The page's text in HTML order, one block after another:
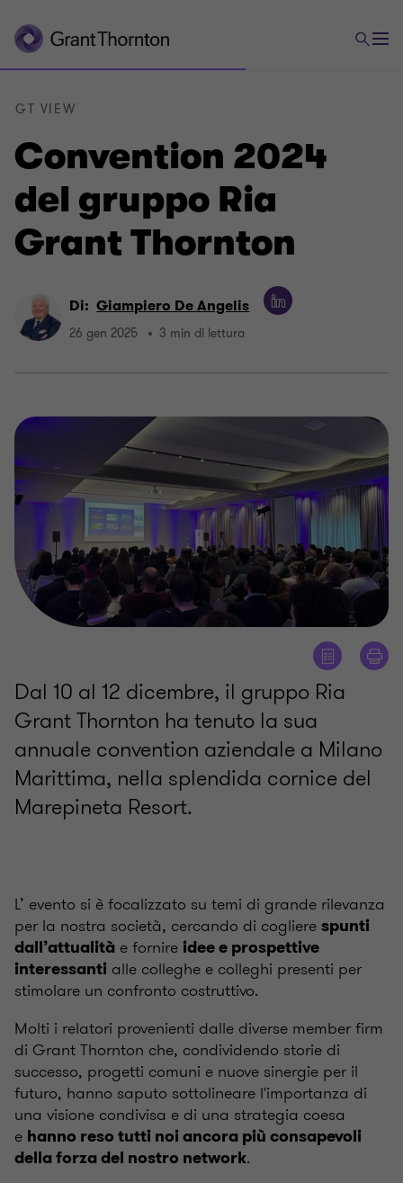
Convention 2024
del gruppo Ria
Grant Thornton
GT VIEW
Di: Giampiero De Angelis
26 gen 2025 3 min di lettura
Dal 10 al 12 dicembre, il gruppo Ria
Grant Thornton ha tenuto la sua
annuale convention aziendale a Milano
Marittima, nella splendida cornice del
Marepineta Resort.
L’ evento si è focalizzato su temi di grande rilevanza
per la nostra società, cercando di cogliere spunti
dall’attualità e fornire idee e prospettive
interessanti alle colleghe e colleghi presenti per
stimolare un confronto costruttivo.
Molti i relatori provenienti dalle diverse member firm
di Grant Thornton che, condividendo storie di
successo, progetti comuni e nuove sinergie per il
futuro, hanno saputo sottolineare l'importanza di
una visione condivisa e di una strategia coesa
e hanno reso tutti noi ancora più consapevoli
della forza del nostro network.